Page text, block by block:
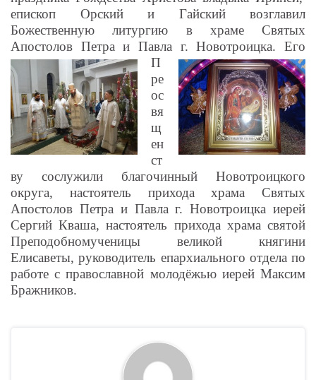
епископ Орский и Гайский возглавил
Божественную литургию в храме Святых
Апостолов Петра и Павла г. Новотроицка. Его
П
ре
ос
вя
щ
ен
ст
ву сослужили благочинный Новотроицкого
округа, настоятель прихода храма Святых
Апостолов Петра и Павла г. Новотроицка иерей
Сергий Кваша, настоятель прихода храма святой
Преподобномученицы великой княгини
Елисаветы, руководитель епархиального отдела по
работе с православной молодёжью иерей Максим
Бражников.